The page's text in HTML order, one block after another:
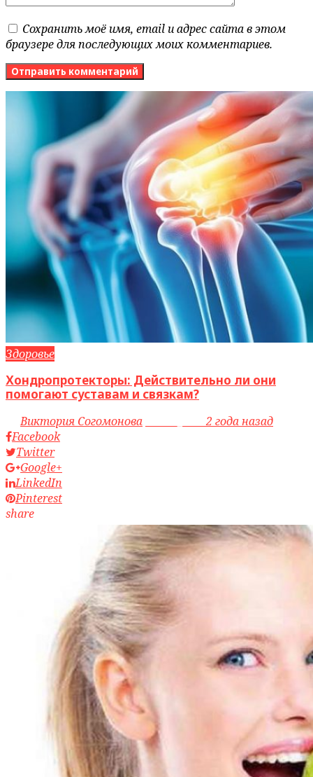
Сохранить моё имя, email и адрес сайта в этом
браузере для последующих моих комментариев.
Здоровье
Хондропротекторы: Действительно ли они
помогают суставам и связкам?
byВиктория Согомонова access_time2 года назад
Facebook
Twitter
Google+
LinkedIn
Pinterest
share